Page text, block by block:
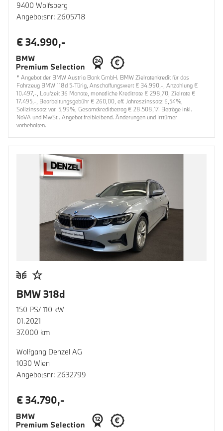
9400 Wolfsberg
Angebotsnr: 2605718
€ 34.990,-
* Angebot der BMW Austria Bank GmbH. BMW Zielratenkredit für das
Fahrzeug BMW 118d 5-Türig, Anschaffungswert € 34.990,-, Anzahlung €
10.497,-, Laufzeit 36 Monate, monatliche Kreditrate € 298,70, Zielrate €
17.495,-, Bearbeitungsgebühr € 260,00, eff. Jahreszinssatz 6,54%,
Sollzinssatz var. 5,99%, Gesamtkreditbetrag € 28.508,17. Beträge inkl.
NoVA und MwSt.. Angebot freibleibend. Änderungen und Irrtümer
vorbehalten.
BMW 318d
150 PS/ 110 kW
01.2021
37.000 km
Wolfgang Denzel AG
1030 Wien
Angebotsnr: 2632799
€ 34.790,-